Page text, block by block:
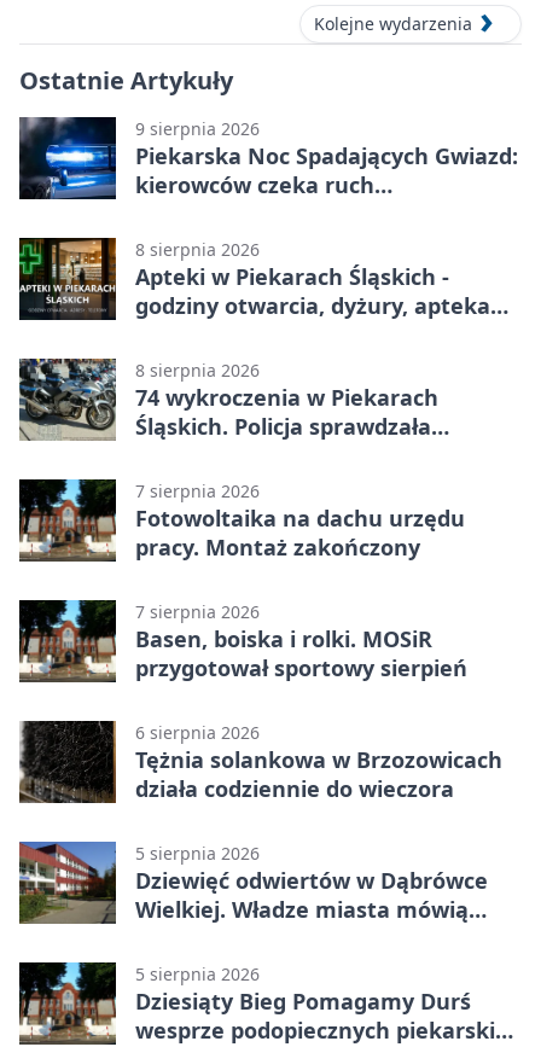
Kolejne wydarzenia
Ostatnie Artykuły
9 sierpnia 2026
Piekarska Noc Spadających Gwiazd:
kierowców czeka ruch
8 sierpnia 2026
Apteki w Piekarach Śląskich -
godziny otwarcia, dyżury, apteka
8 sierpnia 2026
74 wykroczenia w Piekarach
Śląskich. Policja sprawdzała
7 sierpnia 2026
Fotowoltaika na dachu urzędu
pracy. Montaż zakończony
7 sierpnia 2026
Basen, boiska i rolki. MOSiR
przygotował sportowy sierpień
6 sierpnia 2026
Tężnia solankowa w Brzozowicach
działa codziennie do wieczora
5 sierpnia 2026
Dziewięć odwiertów w Dąbrówce
Wielkiej. Władze miasta mówią
5 sierpnia 2026
Dziesiąty Bieg Pomagamy Durś
wesprze podopiecznych piekarskich